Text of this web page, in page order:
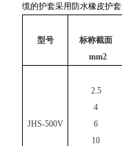
缆的护套采用防水橡皮护
型号
标称截面
mm2
JHS-500V
2.5
4
6
10